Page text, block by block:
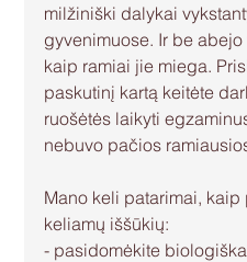
milžiniški dalykai
gyvenimuose. Ir be
kaip ramiai jie miega.
paskutinį kartą keitėte
ruošėtės laikyti
nebuvo pačios
Mano keli patarimai,
keliamų iššūkių:
- pasidomėkite